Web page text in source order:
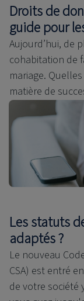
Droits de
guide pour
Aujourd’hui, de
cohabitation de
mariage.
matière de
Les statuts
adaptés ?
Le nouveau
CSA) est entré
de votre société